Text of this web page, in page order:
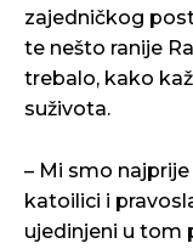
zajedničkog
te nešto ranije
trebalo, kako
suživota.
– Mi smo
katoilici i
ujedinjeni u tom